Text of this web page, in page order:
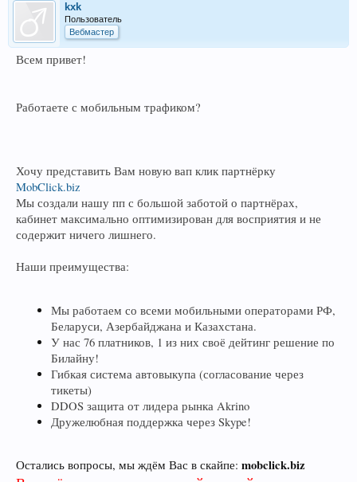
kxk
Пользователь
Вебмастер
Всем привет!
Работаете с мобильным трафиком?
Хочу представить Вам новую вап клик партнёрку
MobClick.biz
Мы создали нашу пп с большой заботой о партнёрах,
кабинет максимально оптимизирован для восприятия и не
содержит ничего лишнего.
Наши преимущества:
Мы работаем со всеми мобильными операторами РФ,
Беларуси, Азербайджана и Казахстана.
У нас 76 платников, 1 из них своё дейтинг решение по
Билайну!
Гибкая система автовыкупа (согласование через
тикеты)
DDOS защита от лидера рынка Akrino
Дружелюбная поддержка через Skype!
Остались вопросы, мы ждём Вас в скайпе: mobclick.biz